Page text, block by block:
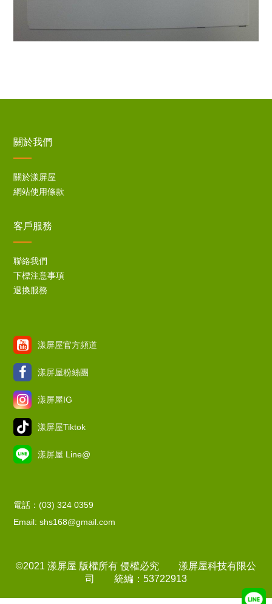
關於我們
關於漾屏屋
網站使用條款
客戶服務
聯絡我們
下標注意事項
退換服務
漾屏屋官方頻道
漾屏屋粉絲團
漾屏屋IG
漾屏屋Tiktok
漾屏屋 Line@
電話：(03) 324 0359
Email: shs168@gmail.com
©2021 漾屏屋 版權所有 侵權必究 漾屏屋科技有限公
司 統編：53722913